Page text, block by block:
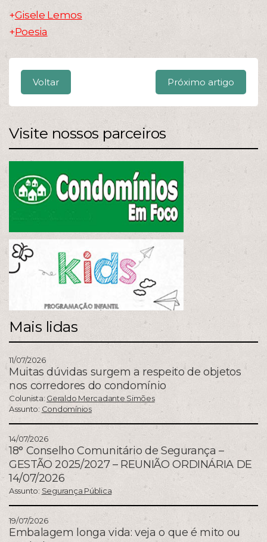
+Gisele Lemos
+Poesia
Voltar Próximo artigo
Visite nossos parceiros
Mais lidas
11/07/2026
Muitas dúvidas surgem a respeito de objetos
nos corredores do condomínio
Colunista: Geraldo Mercadante Simões
Assunto: Condomínios
14/07/2026
18° Conselho Comunitário de Segurança –
GESTÃO 2025/2027 – REUNIÃO ORDINÁRIA DE
14/07/2026
Assunto: Segurança Pública
19/07/2026
Embalagem longa vida: veja o que é mito ou